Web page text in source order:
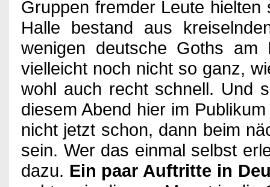
Gruppen fremder Leute
Halle bestand aus
wenigen deutsche Goths
vielleicht noch nicht so ganz,
wohl auch recht schnell. Und
diesem Abend hier im
nicht jetzt schon, dann beim
sein. Wer das einmal selbst
dazu. Ein paar Auftritte in